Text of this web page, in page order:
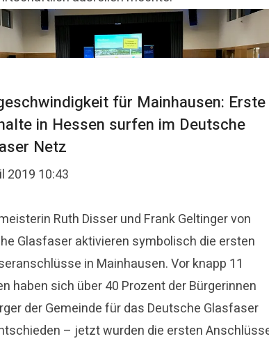
für Mainhausen: Erste
in Hessen surfen im Deutsche
Netz
2019 10:43
Ruth Disser und Frank Geltinger von
Glasfaser aktivieren symbolisch die ersten
in Mainhausen. Vor knapp 11
haben sich über 40 Prozent der Bürgerinnen
der Gemeinde für das Deutsche Glasfaser
– jetzt wurden die ersten